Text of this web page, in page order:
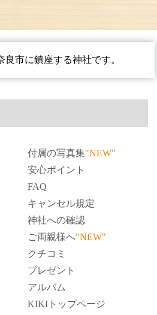
良市に鎮座する神社です。
付属の写真集"NEW"
安心ポイント
FAQ
キャンセル規定
神社への確認
ご両親様へ"NEW"
クチコミ
プレゼント
アルバム
KIKIトップページ